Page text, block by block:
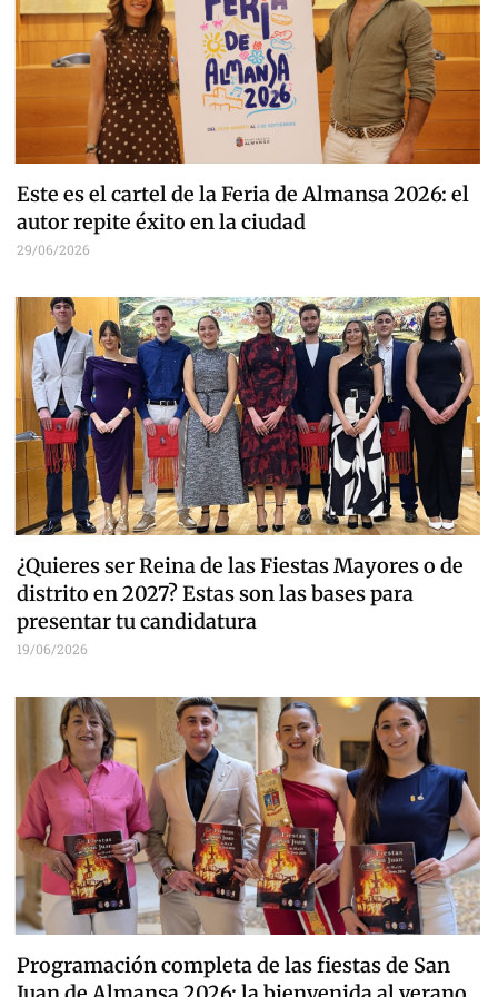
Este es el cartel de la Feria de Almansa 2026: el
autor repite éxito en la ciudad
29/06/2026
¿Quieres ser Reina de las Fiestas Mayores o de
distrito en 2027? Estas son las bases para
presentar tu candidatura
19/06/2026
Programación completa de las fiestas de San